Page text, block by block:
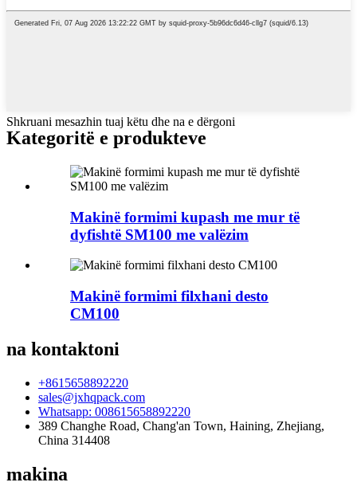
Shkruani mesazhin tuaj këtu dhe na e dërgoni
Kategoritë e produkteve
Makinë formimi kupash me mur të
dyfishtë SM100 me valëzim
Makinë formimi filxhani desto
CM100
na kontaktoni
+8615658892220
sales@jxhqpack.com
Whatsapp: 008615658892220
389 Changhe Road, Chang'an Town, Haining, Zhejiang,
China 314408
makina